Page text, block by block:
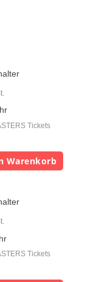
Tickets
Warenkorb
Tickets